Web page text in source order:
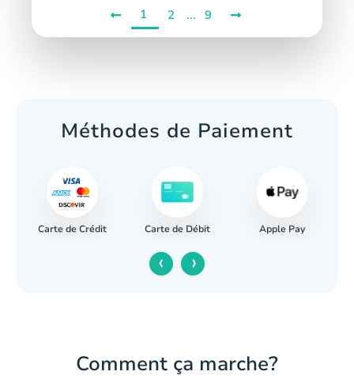
1 2 ... 9
Méthodes de Paiement
Carte de Crédit Carte de Débit Apple Pay
‹ ›
Comment ça marche?